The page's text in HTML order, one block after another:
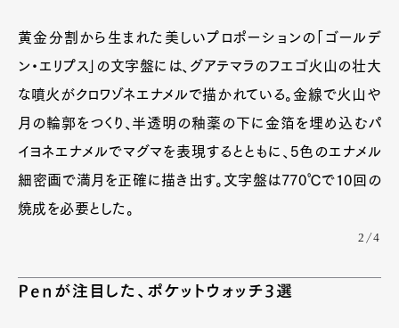
黄金分割から生まれた美しいプロポーションの「ゴールデ
ン・エリプス」の文字盤には、グアテマラのフエゴ火山の壮大
な噴火がクロワゾネエナメルで描かれている。金線で火山や
月の輪郭をつくり、半透明の釉薬の下に金箔を埋め込むパ
イヨネエナメルでマグマを表現するとともに、5色のエナメル
細密画で満月を正確に描き出す。文字盤は770℃で10回の
焼成を必要とした。
2/4
Penが注目した、ポケットウォッチ3選